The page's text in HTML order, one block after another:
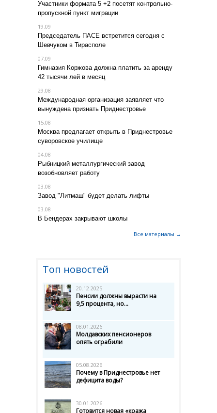
Участники формата 5 +2 посетят контрольно-
пропускной пункт миграции
19.09
Председатель ПАСЕ встретится сегодня с
Шевчуком в Тирасполе
07.09
Гимназия Коржова должна платить за аренду
42 тысячи лей в месяц
29.08
Международная организация заявляет что
вынуждена признать Приднестровье
15.08
Москва предлагает открыть в Приднестровье
суворовское училище
04.08
Рыбницкий металлургический завод
возобновляет работу
03.08
Завод "Литмаш" будет делать лифты
03.08
В Бендерах закрывают школы
Все материалы →
Топ новостей
20.12.2025
Пенсии должны вырасти на
9,5 процента, но...
08.01.2026
Молдавских пенсионеров
опять ограбили
05.08.2026
Почему в Приднестровье нет
дефицита воды?
30.01.2026
Готовится новая «кража